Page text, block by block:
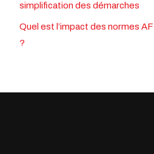
simplification des démarches
Quel est l’impact des normes
?